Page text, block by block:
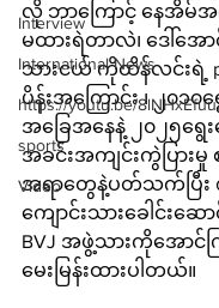
Interview
International News
https://youtu.be/
sports
Video
လို ဘာ​ကြောင့် နေအိမ်အကျယ်
မထားရဲတာလဲ၊ ဒေါ်အေ
သားငယ် ကိုထိန်လင်းရဲ့
ပိန်းအ​ကြောင်း ၊ ၂၀၁၀
အခြေအနေနဲ့ ၂၀၂၅ရွေ
အခင်းအကျင်းကွဲပြားမှု
အရာ​တွေနဲ့ပတ်သက်ပြီး
ကျောင်းသားခေါင်းဆ
BVJ အဖွဲ့သားကိုအော
မေးမြန်းထားပါတယ်။